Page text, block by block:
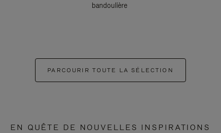
bandoulière
PARCOURIR TOUTE LA SÉLECTION
EN QUÊTE DE NOUVELLES INSPIRATIONS